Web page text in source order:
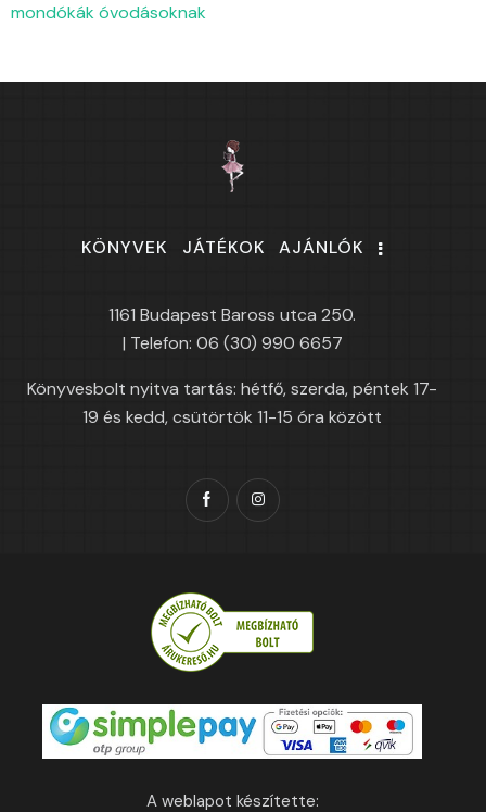
mondókák óvodásoknak
KÖNYVEK JÁTÉKOK AJÁNLÓK
1161 Budapest Baross utca 250.
| Telefon: 06 (30) 990 6657
Könyvesbolt nyitva tartás: hétfő, szerda, péntek 17-
19 és kedd, csütörtök 11-15 óra között
A weblapot készítette: